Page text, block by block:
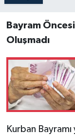
Bayram
Oluşmadı
Kurban